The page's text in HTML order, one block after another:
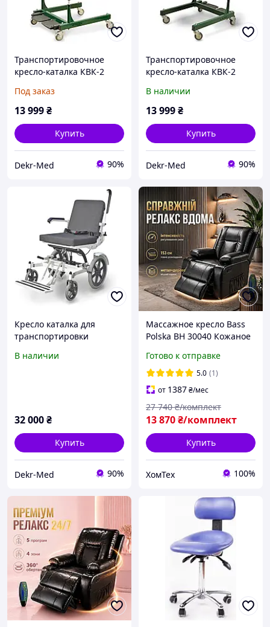
Транспортировочное
кресло-каталка КВК-2
транспортировки
пациентов ТМ ОМЕГА
Под заказ
13 999₴
Купить
Dekr-Med 90%
Транспортировочное
кресло-каталка КВК-2
транспортировки
пациентов ТМ ОМЕГА
В наличии
13 999₴
Купить
Dekr-Med 90%
Кресло каталка для
транспортировки
В наличии
32 000₴
Купить
Dekr-Med 90%
Массажное кресло Bass
Polska BH 30040 Кожаное
массажем и функцией
качания
Готово к отправке
5.0 (1)
от 1387₴/мес
13 870₴/комплект
27 740 ₴/комплект
Купить
ХомТех 100%